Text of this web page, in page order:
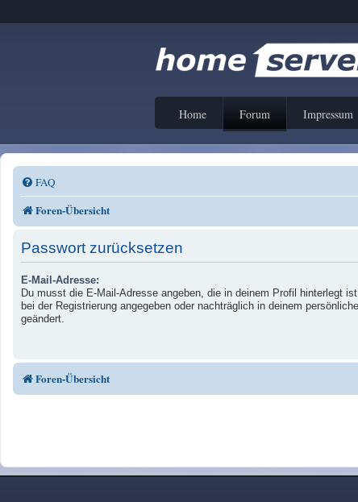
Home Forum Impressum
FAQ
Foren-Übersicht
Passwort zurücksetzen
E-Mail-Adresse:
Du musst die E-Mail-Adresse angeben, die in deinem Profil hinterlegt
bei der Registrierung angegeben oder nachträglich in deinem
geändert.
Foren-Übersicht